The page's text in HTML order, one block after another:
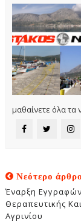
μαθαίνετε όλα τα
Νεότερο άρθρο
Έναρξη
Θεραπευτικής
Αγρινίου